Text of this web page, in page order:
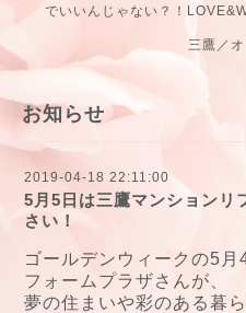
でいいんじゃない？！
三鷹／
お知らせ
2019-04-18 22:11:00
5月5日は三鷹マンションリ
さい！
ゴールデンウィークの5
フォームプラザさんが、
夢の住まいや彩のある暮